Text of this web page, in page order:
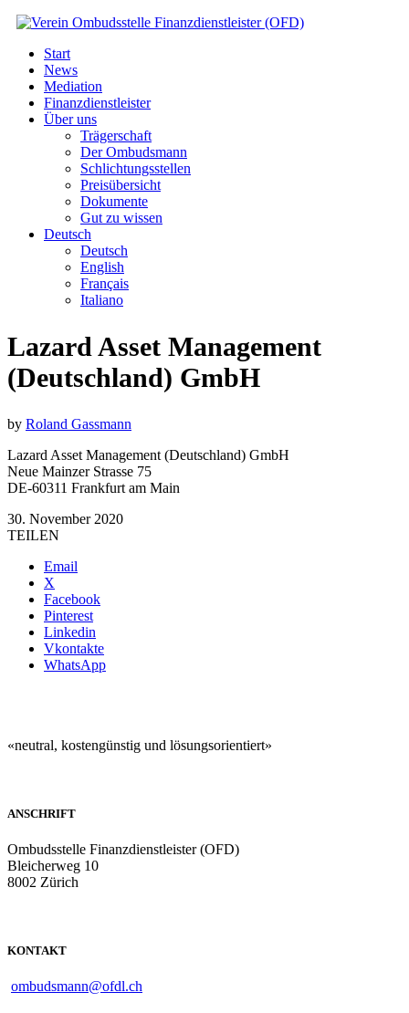
Start
News
Mediation
Finanzdienstleister
Über uns
Trägerschaft
Der Ombudsmann
Schlichtungsstellen
Preisübersicht
Dokumente
Gut zu wissen
Deutsch
Deutsch
English
Français
Italiano
Lazard Asset Management
(Deutschland) GmbH
by Roland Gassmann
Lazard Asset Management (Deutschland) GmbH
Neue Mainzer Strasse 75
DE-60311 Frankfurt am Main
30. November 2020
TEILEN
Email
X
Facebook
Pinterest
Linkedin
Vkontakte
WhatsApp
«neutral, kostengünstig und lösungsorientiert»
ANSCHRIFT
Ombudsstelle Finanzdienstleister (OFD)
Bleicherweg 10
8002 Zürich
KONTAKT
ombudsmann@ofdl.ch